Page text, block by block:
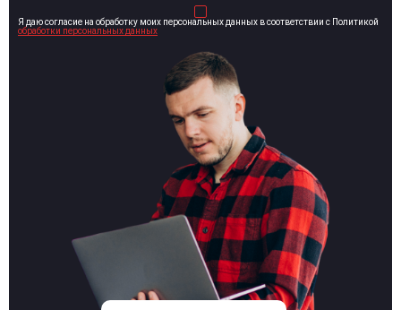
Я даю согласие на обработку моих персональных данных в соответствии с Политикой
обработки персональных данных